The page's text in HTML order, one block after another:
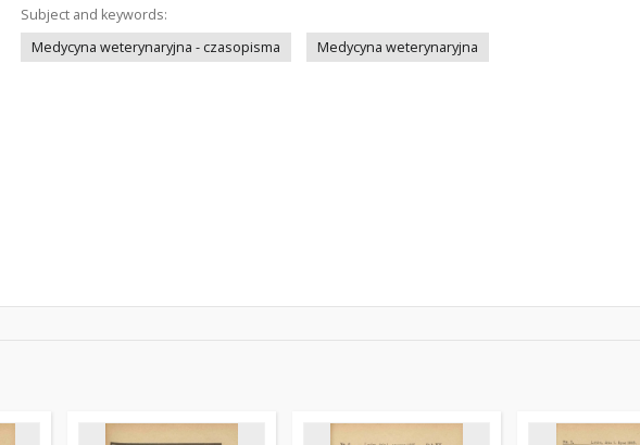
Subject and keywords:
Medycyna weterynaryjna - czasopisma
Medycyna weterynaryjna